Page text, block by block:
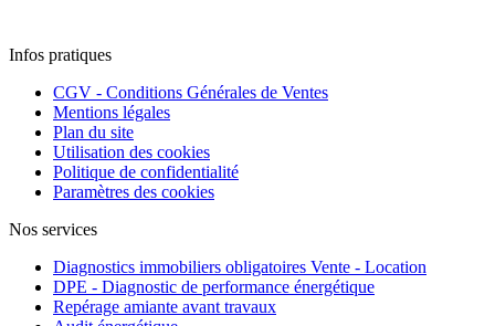
Infos pratiques
CGV - Conditions Générales de Ventes
Mentions légales
Plan du site
Utilisation des cookies
Politique de confidentialité
Paramètres des cookies
Nos services
Diagnostics immobiliers obligatoires Vente - Location
DPE - Diagnostic de performance énergétique
Repérage amiante avant travaux